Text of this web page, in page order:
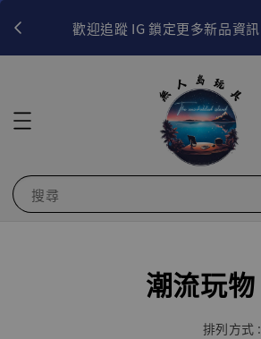
歡迎追蹤 IG 鎖定更多新品資訊
搜尋
潮流玩物
排列方式 :